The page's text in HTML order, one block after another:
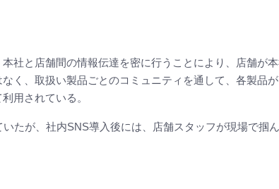
社と店舗間の情報伝達を密に行うことにより、店舗が
く、取扱い製品ごとのコミュニティを通して、各製品が
用されている。
たが、社内SNS導入後には、店舗スタッフが現場で掴